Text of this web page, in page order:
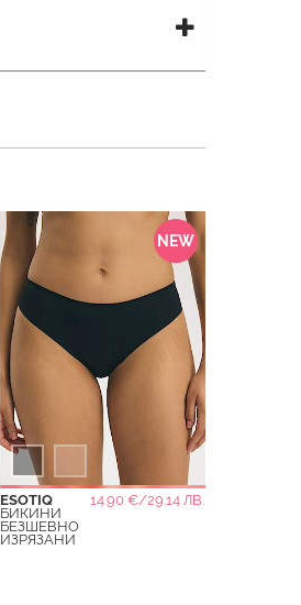
NEW
ESOTIQ
14.90 €/29.14 ЛВ.
БИКИНИ
БЕЗШЕВНО
ИЗРЯЗАНИ